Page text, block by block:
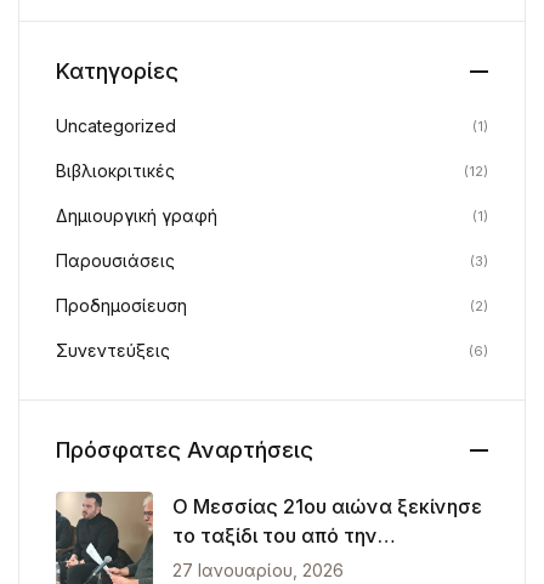
Κατηγορίες
Uncategorized (1)
Βιβλιοκριτικές (12)
Δημιουργική γραφή (1)
Παρουσιάσεις (3)
Προδημοσίευση (2)
Συνεντεύξεις (6)
Πρόσφατες Αναρτήσεις
Ο Μεσσίας 21ου αιώνα ξεκίνησε
το ταξίδι του από την
Θεσσαλονίκη
27 Ιανουαρίου, 2026